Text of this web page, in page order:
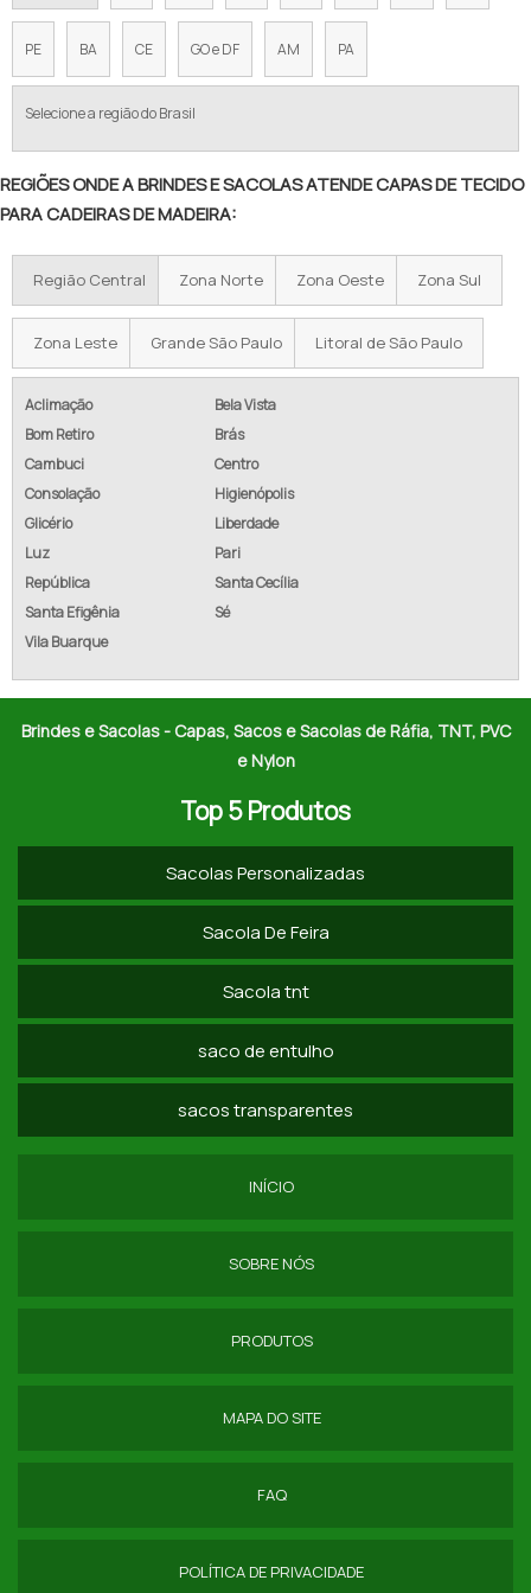
CAPAS PARA ENCOSTO DE CADEIRAS PERSONALIZADAS
CAPA DE CADEIRA PARA FESTA INFANTIL
CAPA DE PANO PARA CADEIRA
CADEIRAS COM CAPAS DE TECIDO
CAPA DE CADEIRA EM TNT
CAPA PARA ENCOSTO DE CADEIRA DE TECIDO
COMPRAR CAPAS DE CADEIRAS PARA BUFFET
CAPA PARA CADEIRA DE PLASTICO PARA CASAMENTO
CAPA PARA CADEIRA DE FESTA PARA ALUGAR
CAPA DE CADEIRA DE HELANCA PREÇO
CAPA DE CADEIRA EM HELANCA
CAPA PARA CADEIRA DE FESTA HELANCA
FABRICANTE DE CAPA DE CADEIRA HELANCA
FORNECEDOR DE CAPA PARA CADEIRA HELANCA
COMPRAR CAPA DE CADEIRA HELANCA
CAPA DE CADEIRA PARA FESTA SP
COMPRAR CAPA DE CADEIRA PERSONALIZADA
CAPA DE CADEIRA PARA BUFFET PREÇO
EMPRESA DE CAPA PARA CADEIRA IMPERMEÁVEL
FORNECEDOR DE CAPAS DE CADEIRAS PARA EVENTOS
CAPA DE CADEIRA EM TNT SP
PE BA CE GO e DF AM PA
Selecione a região do Brasil
REGIÕES ONDE A BRINDES E SACOLAS ATENDE CAPAS DE TECIDO
PARA CADEIRAS DE MADEIRA:
Região Central Zona Norte Zona Oeste Zona Sul
Zona Leste Grande São Paulo Litoral de São Paulo
Aclimação
Bela Vista
Bom Retiro
Brás
Cambuci
Centro
Consolação
Higienópolis
Glicério
Liberdade
Luz
Pari
República
Santa Cecília
Santa Efigênia
Sé
Vila Buarque
Brindes e Sacolas - Capas, Sacos e Sacolas de Ráfia, TNT, PVC
e Nylon
Top 5 Produtos
Sacolas Personalizadas
Sacola De Feira
Sacola tnt
saco de entulho
sacos transparentes
INÍCIO
SOBRE NÓS
PRODUTOS
MAPA DO SITE
FAQ
POLÍTICA DE PRIVACIDADE